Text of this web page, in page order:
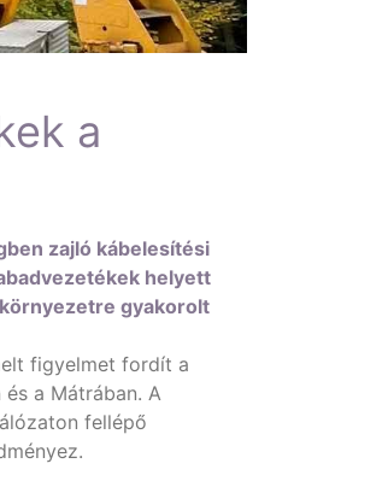
a
zajló kábelesítési
helyett
gyakorolt
figyelmet fordít a
a Mátrában. A
fellépő